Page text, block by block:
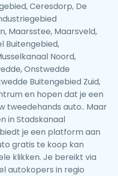
Ceresdorp, De
Maarsstee, Maarsveld,
Buitengebied,
Noord,
Onstwedde
Buitengebied Zuid,
en hopen dat je een
tweedehands auto.. Maar
in Stadskanaal
je een platform aan
gratis te koop kan
klikken. Je bereikt via
autokopers in regio